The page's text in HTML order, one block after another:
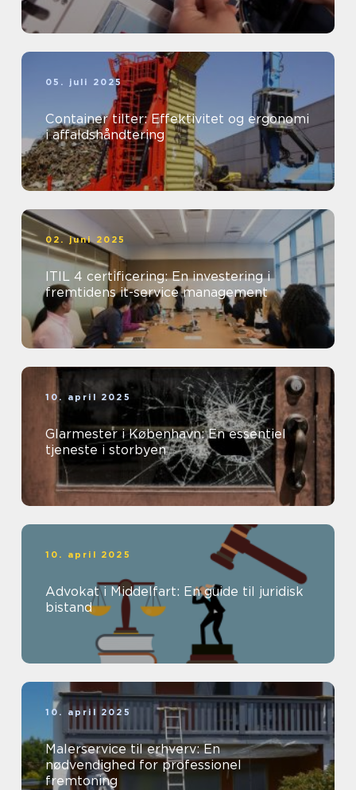
05. juli 2025
Container tilter: Effektivitet og ergonomi
i affaldshåndtering
02. juni 2025
ITIL 4 certificering: En investering i
fremtidens it-service management
10. april 2025
Glarmester i København: En essentiel
tjeneste i storbyen
10. april 2025
Advokat i Middelfart: En guide til juridisk
bistand
10. april 2025
Malerservice til erhverv: En
nødvendighed for professionel
fremtoning